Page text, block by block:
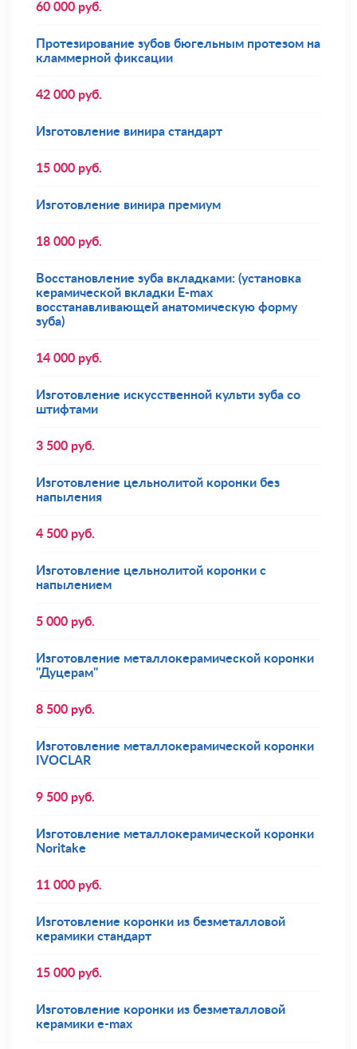
60 000 руб.
Протезирование зубов бюгельным протезом на
кламмерной фиксации
42 000 руб.
Изготовление винира стандарт
15 000 руб.
Изготовление винира премиум
18 000 руб.
Восстановление зуба вкладками: (установка
керамической вкладки E-max
восстанавливающей анатомическую форму
зуба)
14 000 руб.
Изготовление искусственной культи зуба со
штифтами
3 500 руб.
Изготовление цельнолитой коронки без
напыления
4 500 руб.
Изготовление цельнолитой коронки с
напылением
5 000 руб.
Изготовление металлокерамической коронки
"Дуцерам"
8 500 руб.
Изготовление металлокерамической коронки
IVOCLAR
9 500 руб.
Изготовление металлокерамической коронки
Noritake
11 000 руб.
Изготовление коронки из безметалловой
керамики стандарт
15 000 руб.
Изготовление коронки из безметалловой
керамики e-max